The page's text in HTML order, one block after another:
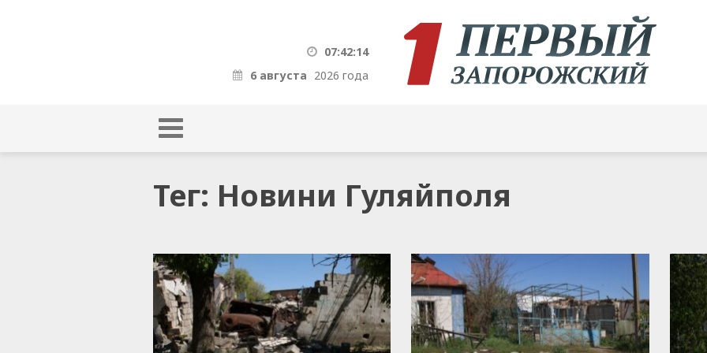
07:42:15
6 августа 2026 года
Тег: Новини Гуляйполя